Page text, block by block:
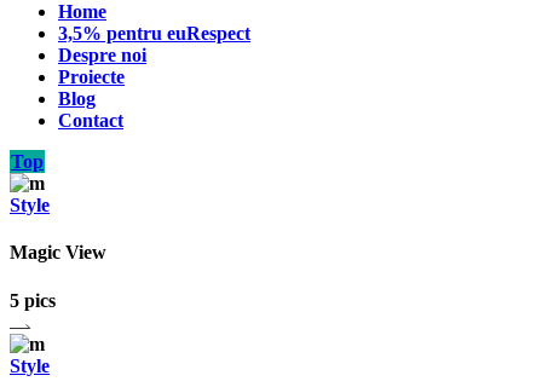
Home
3,5% pentru euRespect
Despre noi
Proiecte
Blog
Contact
Top
Style
Magic View
5 pics
Style